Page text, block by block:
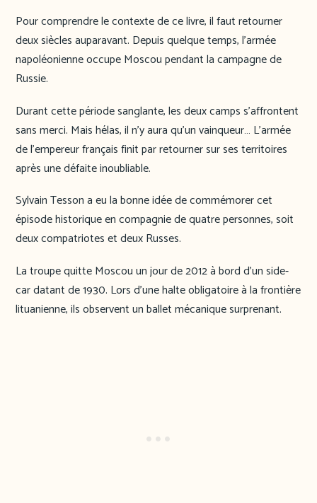
Pour comprendre le contexte de ce livre, il faut retourner
deux siècles auparavant. Depuis quelque temps, l’armée
napoléonienne occupe Moscou pendant la campagne de
Russie.
Durant cette période sanglante, les deux camps s’affrontent
sans merci. Mais hélas, il n’y aura qu’un vainqueur… L’armée
de l’empereur français finit par retourner sur ses territoires
après une défaite inoubliable.
Sylvain Tesson a eu la bonne idée de commémorer cet
épisode historique en compagnie de quatre personnes, soit
deux compatriotes et deux Russes.
La troupe quitte Moscou un jour de 2012 à bord d’un side-
car datant de 1930. Lors d’une halte obligatoire à la frontière
lituanienne, ils observent un ballet mécanique surprenant.